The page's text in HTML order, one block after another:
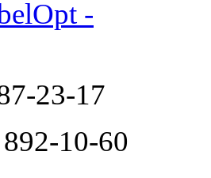
23-17
892-10-60